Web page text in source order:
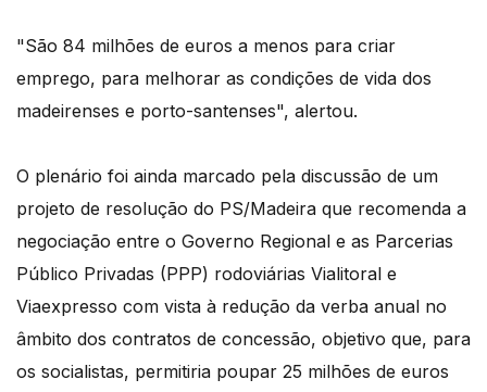
"São 84 milhões de euros a menos para criar
emprego, para melhorar as condições de vida dos
madeirenses e porto-santenses", alertou.
O plenário foi ainda marcado pela discussão de um
projeto de resolução do PS/Madeira que recomenda a
negociação entre o Governo Regional e as Parcerias
Público Privadas (PPP) rodoviárias Vialitoral e
Viaexpresso com vista à redução da verba anual no
âmbito dos contratos de concessão, objetivo que, para
os socialistas, permitiria poupar 25 milhões de euros